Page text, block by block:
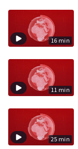
16 min
11 min
25 min